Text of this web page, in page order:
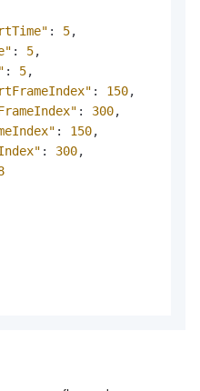
: 5,
: 5,
: 5,
: 150,
: 300,
: 150,
: 300,